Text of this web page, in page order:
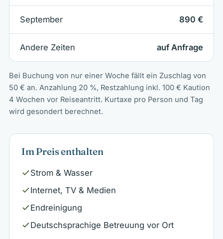
September 890 €
Andere Zeiten auf Anfrage
Bei Buchung von nur einer Woche fällt ein Zuschlag von
50 € an. Anzahlung 20 %, Restzahlung inkl. 100 € Kaution
4 Wochen vor Reiseantritt. Kurtaxe pro Person und Tag
wird gesondert berechnet.
Im Preis enthalten
Strom & Wasser
Internet, TV & Medien
Endreinigung
Deutschsprachige Betreuung vor Ort